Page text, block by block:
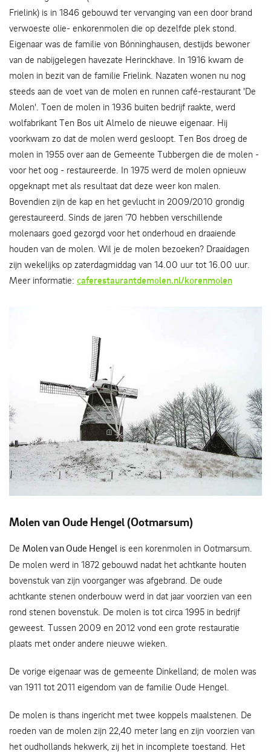
Frielink) is in 1846 gebouwd ter vervanging van een door brand
verwoeste olie- enkorenmolen die op dezelfde plek stond.
Eigenaar was de familie von Bónninghausen, destijds bewoner
van de nabijgelegen havezate Herinckhave. In 1916 kwam de
molen in bezit van de familie Frielink. Nazaten wonen nu nog
steeds aan de voet van de molen en runnen café-restaurant 'De
Molen'. Toen de molen in 1936 buiten bedrijf raakte, werd
wolfabrikant Ten Bos uit Almelo de nieuwe eigenaar. Hij
voorkwam zo dat de molen werd gesloopt. Ten Bos droeg de
molen in 1955 over aan de Gemeente Tubbergen die de molen -
voor het oog - restaureerde. In 1975 werd de molen opnieuw
opgeknapt met als resultaat dat deze weer kon malen.
Bovendien zijn de kap en het gevlucht in 2009/2010 grondig
gerestaureerd. Sinds de jaren ’70 hebben verschillende
molenaars goed gezorgd voor het onderhoud en draaiende
houden van de molen. Wil je de molen bezoeken? Draaidagen
zijn wekelijks op zaterdagmiddag van 14.00 uur tot 16.00 uur.
Meer informatie: caferestaurantdemolen.nl/korenmolen
Molen van Oude Hengel (Ootmarsum)
De Molen van Oude Hengel is een korenmolen in Ootmarsum.
De molen werd in 1872 gebouwd nadat het achtkante houten
bovenstuk van zijn voorganger was afgebrand. De oude
achtkante stenen onderbouw werd in dat jaar voorzien van een
rond stenen bovenstuk. De molen is tot circa 1995 in bedrijf
geweest. Tussen 2009 en 2012 vond een grote restauratie
plaats met onder andere nieuwe wieken.
De vorige eigenaar was de gemeente Dinkelland; de molen was
van 1911 tot 2011 eigendom van de familie Oude Hengel.
De molen is thans ingericht met twee koppels maalstenen. De
roeden van de molen zijn 22,40 meter lang en zijn voorzien van
het oudhollands hekwerk, zij het in incomplete toestand. Het